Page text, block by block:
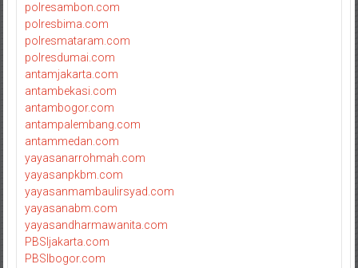
polresambon.com
polresbima.com
polresmataram.com
polresdumai.com
antamjakarta.com
antambekasi.com
antambogor.com
antampalembang.com
antammedan.com
yayasanarrohmah.com
yayasanpkbm.com
yayasanmambaulirsyad.com
yayasanabm.com
yayasandharmawanita.com
PBSIjakarta.com
PBSIbogor.com